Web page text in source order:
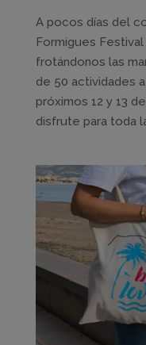
A pocos días del
Formigues
frotándonos las
de 50 actividades
próximos 12 y 13
disfrute para toda